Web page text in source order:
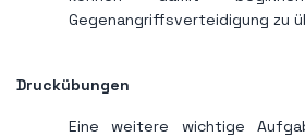
Gegenangriffsverteidigung zu
Druckübungen
Eine weitere wichtige